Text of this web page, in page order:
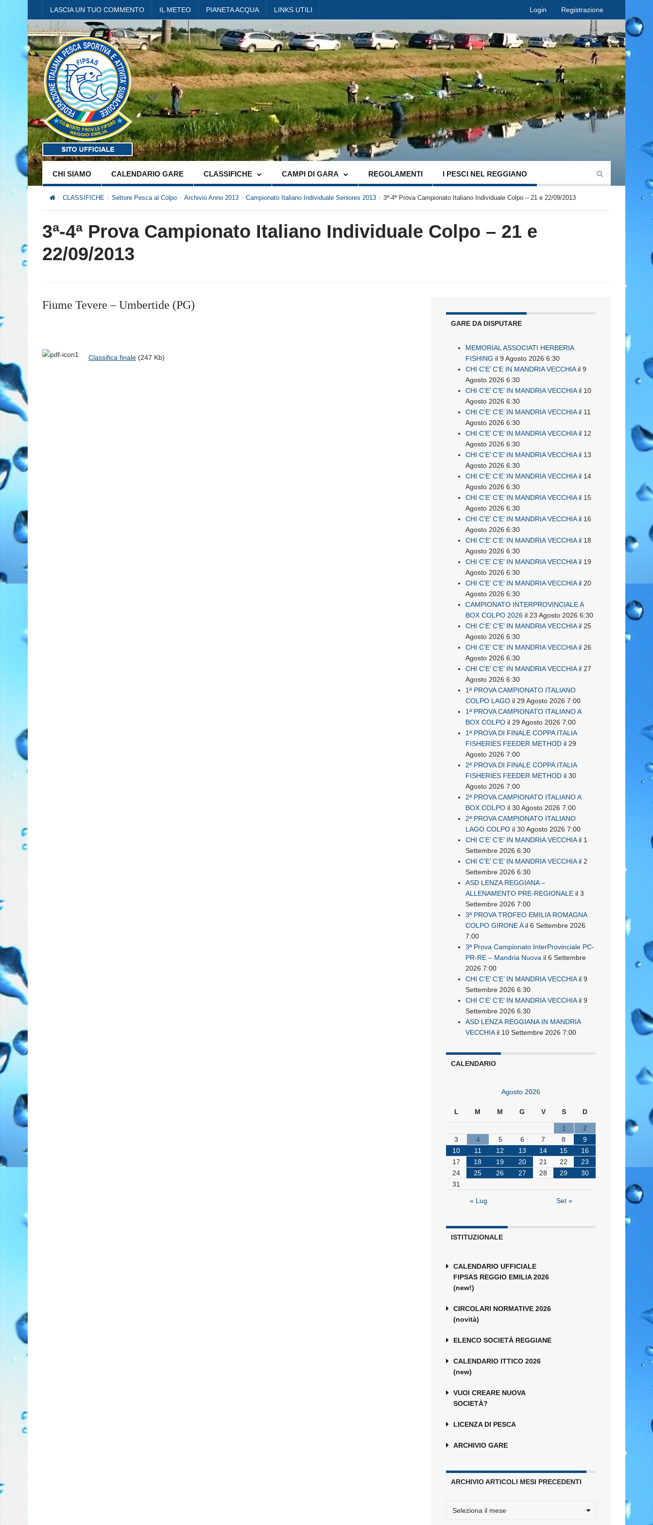
LASCIA UN TUO COMMENTO IL METEO PIANETA ACQUA LINKS UTILI Login Registrazione
CHI SIAMO CALENDARIO GARE CLASSIFICHE CAMPI DI GARA REGOLAMENTI I PESCI NEL REGGIANO
CLASSIFICHE Settore Pesca al Colpo Archivio Anno 2013 Campionato Italiano Individuale Seniores 2013 3ª-4ª Prova Campionato Italiano Individuale Colpo – 21 e 22/09/2013
3ª-4ª Prova Campionato Italiano Individuale Colpo – 21 e
22/09/2013
Fiume Tevere – Umbertide (PG)
Classifica finale (247 Kb)
GARE DA DISPUTARE
MEMORIAL ASSOCIATI HERBERIA
FISHING il 9 Agosto 2026 6:30
CHI C’E’ C’E IN MANDRIA VECCHIAil 9
Agosto 2026 6:30
CHI C’E’ C’E’ IN MANDRIA VECCHIAil 10
Agosto 2026 6:30
CHI C’E’ C’E’ IN MANDRIA VECCHIAil 11
Agosto 2026 6:30
CHI C’E’ C’E’ IN MANDRIA VECCHIAil 12
Agosto 2026 6:30
CHI C’E’ C’E’ IN MANDRIA VECCHIAil 13
Agosto 2026 6:30
CHI C’E’ C’E’ IN MANDRIA VECCHIAil 14
Agosto 2026 6:30
CHI C’E’ C’E’ IN MANDRIA VECCHIAil 15
Agosto 2026 6:30
CHI C’E’ C’E’ IN MANDRIA VECCHIAil 16
Agosto 2026 6:30
CHI C’E’ C’E’ IN MANDRIA VECCHIAil 18
Agosto 2026 6:30
CHI C’E’ C’E’ IN MANDRIA VECCHIAil 19
Agosto 2026 6:30
CHI C’E’ C’E’ IN MANDRIA VECCHIAil 20
Agosto 2026 6:30
CAMPIONATO INTERPROVINCIALE A
BOX COLPO 2026 il 23 Agosto 2026 6:30
CHI C’E’ C’E’ IN MANDRIA VECCHIAil 25
Agosto 2026 6:30
CHI C’E’ C’E’ IN MANDRIA VECCHIAil 26
Agosto 2026 6:30
CHI C’E’ C’E’ IN MANDRIA VECCHIAil 27
Agosto 2026 6:30
1ª PROVA CAMPIONATO ITALIANO
COLPO LAGO il 29 Agosto 2026 7:00
1ª PROVA CAMPIONATO ITALIANO A
BOX COLPO il 29 Agosto 2026 7:00
1ª PROVA DI FINALE COPPA ITALIA
FISHERIES FEEDER METHOD il 29
Agosto 2026 7:00
2ª PROVA DI FINALE COPPA ITALIA
FISHERIES FEEDER METHOD il 30
Agosto 2026 7:00
2ª PROVA CAMPIONATO ITALIANO A
BOX COLPO il 30 Agosto 2026 7:00
2ª PROVA CAMPIONATO ITALIANO
LAGO COLPO il 30 Agosto 2026 7:00
CHI C’E’ C’E’ IN MANDRIA VECCHIAil 1
Settembre 2026 6:30
CHI C’E’ C’E’ IN MANDRIA VECCHIAil 2
Settembre 2026 6:30
ASD LENZA REGGIANA –
ALLENAMENTO PRE-REGIONALE il 3
Settembre 2026 7:00
3ª PROVA TROFEO EMILIA ROMAGNA
COLPO GIRONE Ail 6 Settembre 2026
7:00
3ª Prova Campionato InterProvinciale PC-
PR-RE – Mandria Nuova il 6 Settembre
2026 7:00
CHI C’E’ C’E’ IN MANDRIA VECCHIAil 9
Settembre 2026 6:30
CHI C’E’ C’E’ IN MANDRIA VECCHIAil 9
Settembre 2026 6:30
ASD LENZA REGGIANA IN MANDRIA
VECCHIAil 10 Settembre 2026 7:00
CALENDARIO
Agosto 2026
L M M G V S D
1
2
3
4 5 6 7 8
9
10
11 12 13 14 15
16
17
18 19 20 21 22
23
24
25 26 27 28 29
30
31
« Lug Set »
ISTITUZIONALE
CALENDARIO UFFICIALE
FIPSAS REGGIO EMILIA 2026
(new!)
CIRCOLARI NORMATIVE 2026
(novità)
ELENCO SOCIETÀ REGGIANE
CALENDARIO ITTICO 2026
(new)
VUOI CREARE NUOVA
SOCIETÀ?
LICENZA DI PESCA
ARCHIVIO GARE
ARCHIVIO ARTICOLI MESI PRECEDENTI